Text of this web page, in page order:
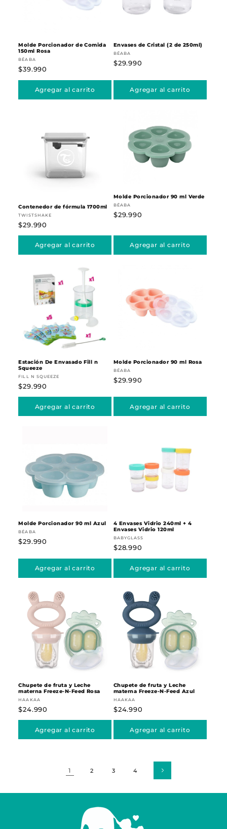
Molde Porcionador de Comida
150ml Rosa
Proveedor:
BÉABA
Precio
habitual
$39.990
Agregar al carrito
Envases de Cristal (2 de 250ml)
Proveedor:
BÉABA
Precio
$29.990
Agregar al carrito
Contenedor de fórmula 1700ml
Proveedor:
TWISTSHAKE
Precio
habitual
$29.990
Agregar al carrito
Molde Porcionador 90 ml Verde
Proveedor:
BÉABA
Precio
$29.990
Agregar al carrito
Estación De Envasado Fill n
Squeeze
Proveedor:
FILL N SQUEEZE
Precio
habitual
$29.990
Agregar al carrito
Molde Porcionador 90 ml Rosa
Proveedor:
BÉABA
Precio
$29.990
Agregar al carrito
Molde Porcionador 90 ml Azul
Proveedor:
BÉABA
Precio
$29.990
Agregar al carrito
4 Envases Vidrio 240ml + 4
Envases Vidrio 120ml
Proveedor:
BABYGLASS
Precio
habitual
$28.990
Agregar al carrito
Chupete de fruta y Leche
materna Freeze-N-Feed Rosa
Proveedor:
HAAKAA
Precio
habitual
$24.990
Agregar al carrito
Chupete de fruta y Leche
materna Freeze-N-Feed Azul
Proveedor:
HAAKAA
Precio
habitual
$24.990
Agregar al carrito
1 2 3 4